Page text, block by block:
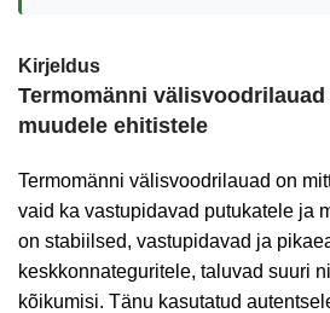
Kirjeldus
Termomänni
muudele ehitistele
Termomänni välisvoodrilauad on
vaid ka vastupidavad putukatele ja
on stabiilsed, vastupidavad ja
keskkonnateguritele, taluvad suuri
kõikumisi. Tänu kasutatud